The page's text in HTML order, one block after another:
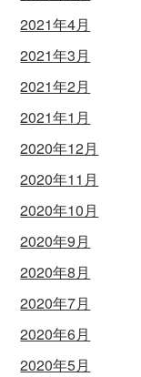
2021年4月
2021年3月
2021年2月
2021年1月
2020年12月
2020年11月
2020年10月
2020年9月
2020年8月
2020年7月
2020年6月
2020年5月